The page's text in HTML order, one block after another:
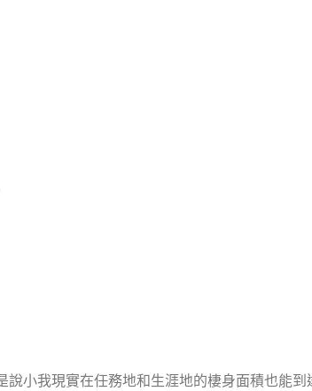
小我現實在任務地和生涯地的棲身面積也能到